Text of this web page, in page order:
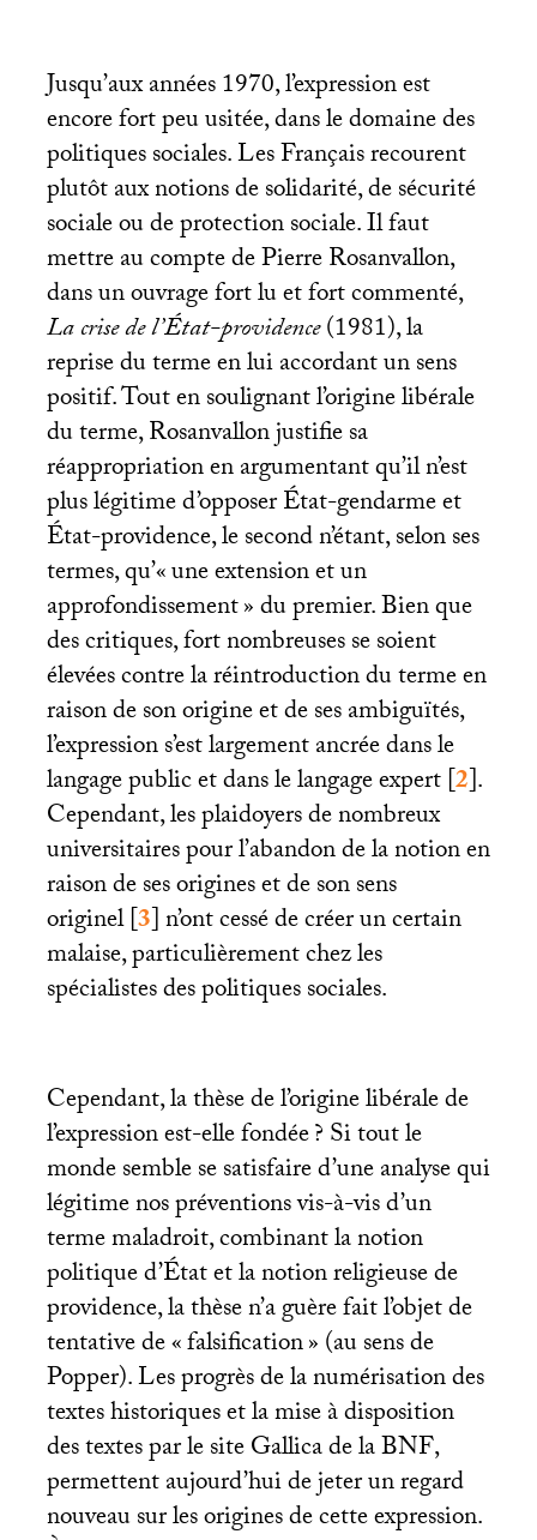
Jusqu’aux années 1970, l’expression est
encore fort peu usitée, dans le domaine des
politiques sociales. Les Français recourent
plutôt aux notions de solidarité, de sécurité
sociale ou de protection sociale. Il faut
mettre au compte de Pierre Rosanvallon,
dans un ouvrage fort lu et fort commenté,
La crise de l’État-providence(1981), la
reprise du terme en lui accordant un sens
positif. Tout en soulignant l’origine libérale
du terme, Rosanvallon justifie sa
réappropriation en argumentant qu’il n’est
plus légitime d’opposer État-gendarme et
État-providence, le second n’étant, selon ses
termes, qu’«une extension et un
approfondissement» du premier. Bien que
des critiques, fort nombreuses se soient
élevées contre la réintroduction du terme en
raison de son origine et de ses ambiguïtés,
l’expression s’est largement ancrée dans le
langage public et dans le langage expert[2].
Cependant, les plaidoyers de nombreux
universitaires pour l’abandon de la notion en
raison de ses origines et de son sens
originel[3]n’ont cessé de créer un certain
malaise, particulièrement chez les
spécialistes des politiques sociales.
Cependant, la thèse de l’origine libérale de
l’expression est-elle fondée? Si tout le
monde semble se satisfaire d’une analyse qui
légitime nos préventions vis-à-vis d’un
terme maladroit, combinant la notion
politique d’État et la notion religieuse de
providence, la thèse n’a guère fait l’objet de
tentative de «falsification» (au sens de
Popper). Les progrès de la numérisation des
textes historiques et la mise à disposition
des textes par le site Gallica de laBNF,
permettent aujourd’hui de jeter un regard
nouveau sur les origines de cette expression.